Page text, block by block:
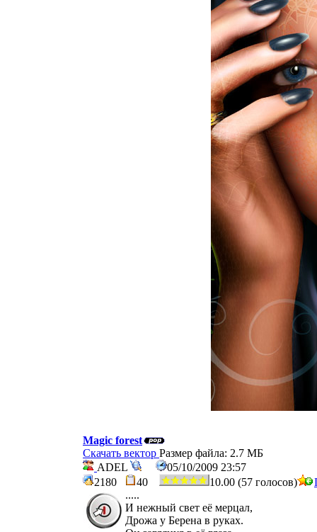
Magic forest
Скачать вектор Размер файла: 2.7 МБ
ADEL
05/10/2009 23:57
2180
40 10.00 (57 голосов)
.....
И нежный свет её мерцал,
Дрожа у Берена в руках.